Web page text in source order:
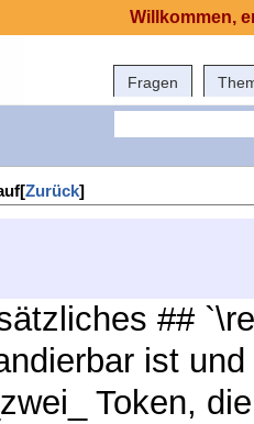
Fragen
Zurück]
##
ist
Token,
Willkommen,